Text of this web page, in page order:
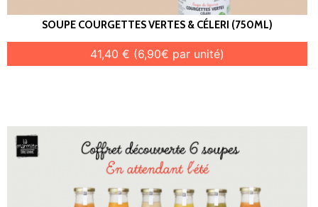
SOUPE COURGETTES VERTES & CÉLERI (750ML)
41,40 € (6,90€ par unité)